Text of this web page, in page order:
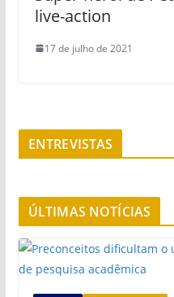
live-action
17 de julho de 2021
ENTREVISTAS
ÚLTIMAS NOTÍCIAS